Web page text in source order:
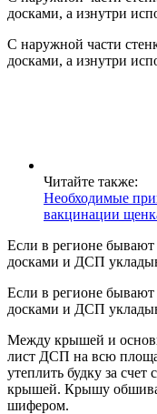
досками, а изнутри
С наружной части
досками, а изнутри
Читайте также:
Необходимые
вакцинации
Если в регионе
досками и ДСП
Если в регионе
досками и ДСП
Между крышей и
лист ДСП на всю
утеплить будку за
крышей. Крышу
шифером.